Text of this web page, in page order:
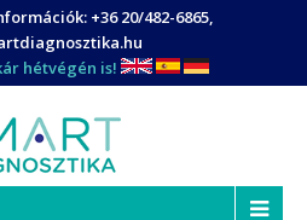
+36 20/482-6865,
hétvégén is!